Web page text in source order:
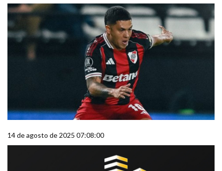
14 de agosto de 2025 07:08:00